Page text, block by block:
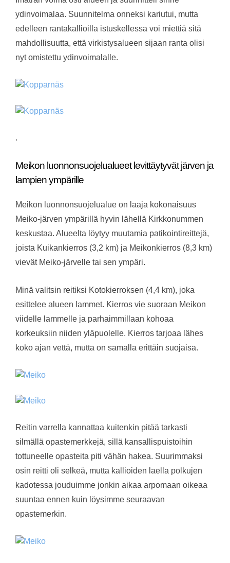
ydinvoimalaa. Suunnitelma onneksi kariutui, mutta
edelleen rantakallioilla istuskellessa voi miettiä sitä
mahdollisuutta, että virkistysalueen sijaan ranta olisi
nyt omistettu ydinvoimalalle.
.
Meikon luonnonsuojelualueet levittäytyvät järven ja
lampien ympärille
Meikon luonnonsuojelualue on laaja kokonaisuus
Meiko-järven ympärillä hyvin lähellä Kirkkonummen
keskustaa. Alueelta löytyy muutamia patikointireittejä,
joista Kuikankierros (3,2 km) ja Meikonkierros (8,3 km)
vievät Meiko-järvelle tai sen ympäri.
Minä valitsin reitiksi Kotokierroksen (4,4 km), joka
esittelee alueen lammet. Kierros vie suoraan Meikon
viidelle lammelle ja parhaimmillaan kohoaa
korkeuksiin niiden yläpuolelle. Kierros tarjoaa lähes
koko ajan vettä, mutta on samalla erittäin suojaisa.
Reitin varrella kannattaa kuitenkin pitää tarkasti
silmällä opastemerkkejä, sillä kansallispuistoihin
tottuneelle opasteita piti vähän hakea. Suurimmaksi
osin reitti oli selkeä, mutta kallioiden laella polkujen
kadotessa jouduimme jonkin aikaa arpomaan oikeaa
suuntaa ennen kuin löysimme seuraavan
opastemerkin.